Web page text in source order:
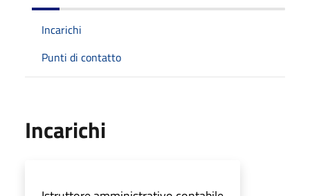
Incarichi
Punti di contatto
Incarichi